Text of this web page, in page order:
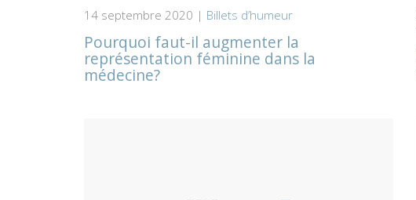
14 septembre 2020 | Billets d’humeur
Pourquoi faut-il augmenter la
représentation féminine dans la
médecine?